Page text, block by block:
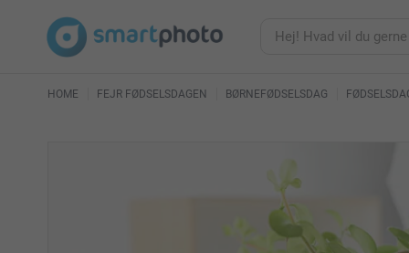
HOME FEJR FØDSELSDAGEN BØRNEFØDSELSDAG